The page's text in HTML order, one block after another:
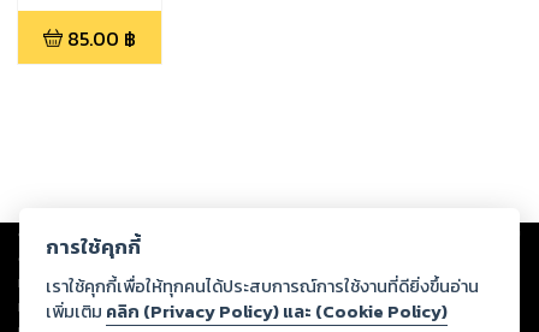
85.00 ฿
Copyright © 2026
ต่อผลงานหรือเนื้อหาใดที่อัปโหลดผ่านเว็บไซต์และปรากฏว่าละเมิดสิทธิใน
ทรัพย์สินทางปัญญาของบุคคลอื่นหรือขัดต่อกฎหมายและศีลธรรม ดังนั้น ผู้อ่าน
ทุกท่านโปรดใช้วิจารณญาณในการกลั่นกรองด้วยตนเอง และหากท่านพบว่าส่วน
การใช้คุกกี้
เราใช้คุกกี้เพื่อให้ทุกคนได้ประสบการณ์การใช้งานที่ดียิ่งขึ้นอ่าน
เพิ่มเติม คลิก (Privacy Policy) และ (Cookie Policy)